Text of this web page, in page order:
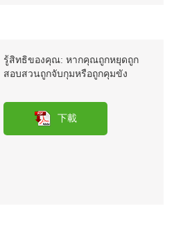
รู้สิทธิของคุณ: หากคุณถูกหยุดถูก
สอบสวนถูกจับกุมหรือถูกคุมขัง
下載